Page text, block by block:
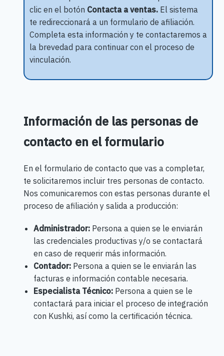
clic en el botón Contacta a ventas. El sistema
te redireccionará a un formulario de afiliación.
Completa esta información y te contactaremos a
la brevedad para continuar con el proceso de
vinculación.
Información de las personas de
contacto en el formulario
En el formulario de contacto que vas a completar,
te solicitaremos incluir tres personas de contacto.
Nos comunicaremos con estas personas durante el
proceso de afiliación y salida a producción:
Administrador:Persona a quien se le enviarán
las credenciales productivas y/o se contactará
en caso de requerir más información.
Contador:Persona a quien se le enviarán las
facturas e información contable necesaria.
Especialista Técnico:Persona a quien se le
contactará para iniciar el proceso de integración
con Kushki, así como la certificación técnica.